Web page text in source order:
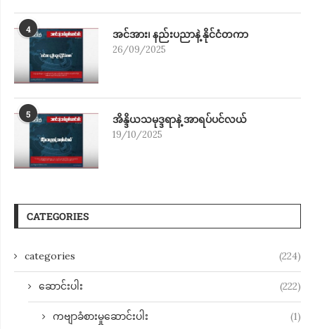
4 အင်အား၊ နည်းပညာနဲ့ နိုင်ငံတကာ
26/09/2025
5 အိန္ဒိယသမုဒ္ဒရာနဲ့ အာရပ်ပင်လယ်
19/10/2025
CATEGORIES
categories (224)
ဆောင်းပါး (222)
ကဗျာခံစားမှုဆောင်းပါး (1)